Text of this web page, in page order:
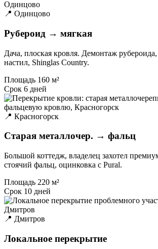
📍 Одинцово
Рубероид → мягкая
Дача, плоская кровля. Демонтаж
настил, Shinglas Country.
Площадь 160 м²
Срок 6 дней
📍 Красногорск
Старая металлочер. → фальц
Большой коттедж, владелец захотел
стоячий фальц, оцинковка с Pural.
Площадь 220 м²
Срок 10 дней
📍 Дмитров
Локальное перекрытие